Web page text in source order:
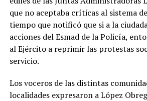
que no aceptaba críticas al sistema
tiempo que notificó que si a la
acciones del Esmad de la Policía,
al Ejército a reprimir las protestas
servicio.
Los voceros de las distintas
localidades expresaron a López